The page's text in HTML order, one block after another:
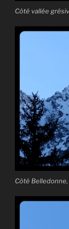
Côté vallée
Côté